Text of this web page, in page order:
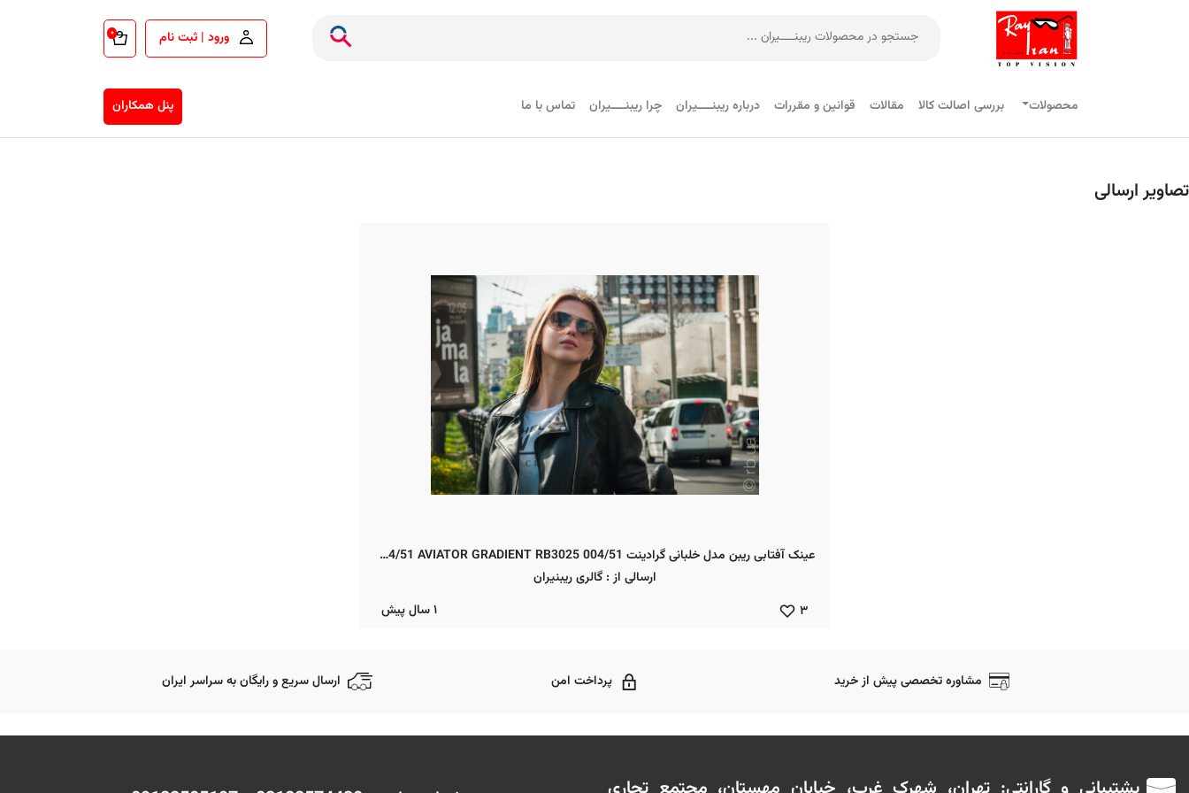
ورود | ثبت نام ۰
محصولات بررسی اصالت کالا مقالات قوانین و مقررات درباره ریبنــــیران چرا ریبنــــیران تماس با ما پنل همکاران
تصاویر ارسالی
عینک آفتابی ریبن مدل خلبانی گرادینت AVIATOR GRADIENT RB3025 004/51 AVIATOR GRADIENT RB3025 004/51
ارسالی از : گالری ریبنیران
۳
۱ سال پیش
مشاوره تخصصی پیش از خرید پرداخت امن ارسال سریع و رایگان به سراسر ایران